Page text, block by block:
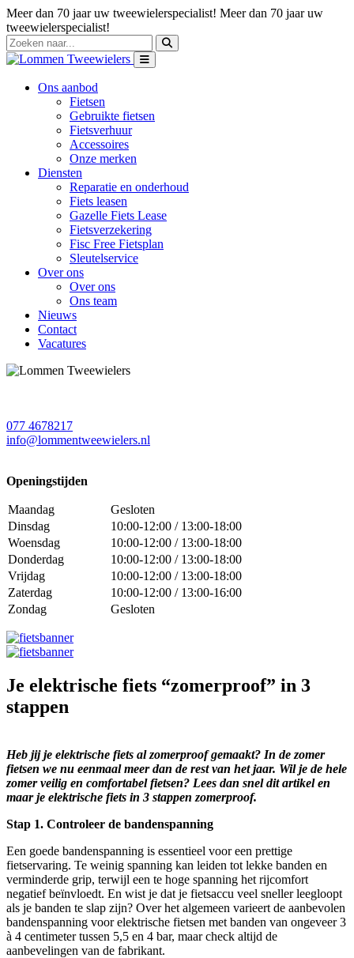
Meer dan 70 jaar uw tweewielerspecialist! Meer dan 70 jaar uw
tweewielerspecialist!
Ons aanbod
Fietsen
Gebruikte fietsen
Fietsverhuur
Accessoires
Onze merken
Diensten
Reparatie en onderhoud
Fiets leasen
Gazelle Fiets Lease
Fietsverzekering
Fisc Free Fietsplan
Sleutelservice
Over ons
Over ons
Ons team
Nieuws
Contact
Vacatures
077 4678217
info@lommentweewielers.nl
Openingstijden
Maandag
Gesloten
Dinsdag
10:00-12:00 / 13:00-18:00
Woensdag
10:00-12:00 / 13:00-18:00
Donderdag
10:00-12:00 / 13:00-18:00
Vrijdag
10:00-12:00 / 13:00-18:00
Zaterdag
10:00-12:00 / 13:00-16:00
Zondag
Gesloten
Je elektrische fiets “zomerproof” in 3
stappen
Heb jij je elektrische fiets al zomerproof gemaakt? In de zomer
fietsen we nu eenmaal meer dan de rest van het jaar. Wil je de hele
zomer veilig en comfortabel fietsen? Lees dan snel dit artikel en
maar je elektrische fiets in 3 stappen zomerproof.
Stap 1. Controleer de bandenspanning
Een goede bandenspanning is essentieel voor een prettige
fietservaring. Te weinig spanning kan leiden tot lekke banden en
verminderde grip, terwijl een te hoge spanning het rijcomfort
negatief beïnvloedt. En wist je dat je fietsaccu veel sneller leegloopt
als je banden te slap zijn? Over het algemeen varieert de aanbevolen
bandenspanning voor elektrische fietsen met banden van ongeveer 3
à 4 centimeter tussen 5,5 en 4 bar, maar check altijd de
aanbevelingen van de fabrikant.